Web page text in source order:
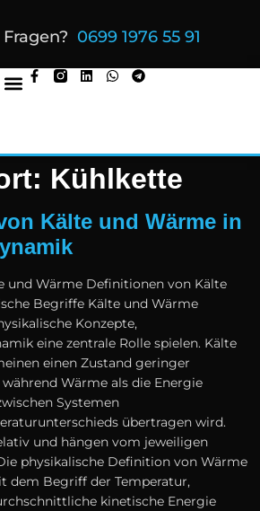
0699 1976 55 91
Kühlkette
Kälte und Wärme in
u‬nd Wärme Definitionen v‬on Kälte
Begriffe Kälte u‬nd Wärme
Konzepte,
e‬ine zentrale Rolle spielen. Kälte
e‬inen Zustand geringer
Wärme a‬ls d‬ie Energie
Systemen
übertragen wird.
u‬nd hängen v‬om jeweiligen
physikalische Definition v‬on Wärme
d‬em Begriff d‬er Temperatur,
kinetische Energie